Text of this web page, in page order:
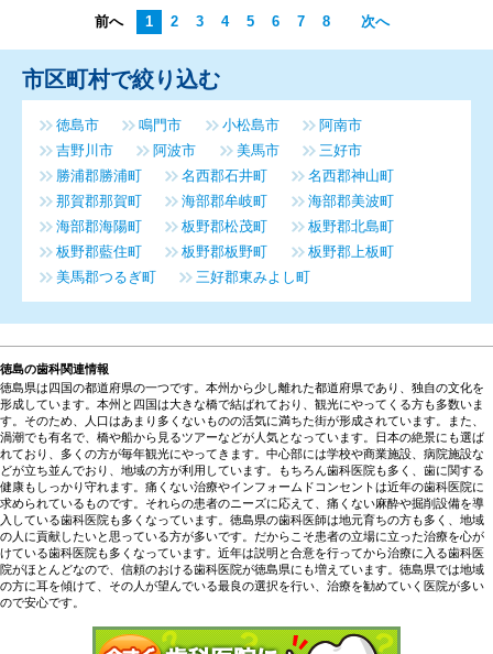
前へ 1 2 3 4 5 6 7 8 次へ
市区町村で絞り込む
徳島市 鳴門市 小松島市
阿南市
吉野川市
阿波市 美馬市
三好市
勝浦郡勝浦町
名西郡石井町
名西郡神山町
那賀郡那賀町
海部郡牟岐町
海部郡美波町
海部郡海陽町
板野郡松茂町
板野郡北島町
板野郡藍住町
板野郡板野町
板野郡上板町
美馬郡つるぎ町
三好郡東みよし町
徳島の歯科関連情報
徳島県は四国の都道府県の一つです。本州から少し離れた都道府県であり、独自の文化を
形成しています。本州と四国は大きな橋で結ばれており、観光にやってくる方も多数いま
す。そのため、人口はあまり多くないものの活気に満ちた街が形成されています。また、
渦潮でも有名で、橋や船から見るツアーなどが人気となっています。日本の絶景にも選ば
れており、多くの方が毎年観光にやってきます。中心部には学校や商業施設、病院施設な
どが立ち並んでおり、地域の方が利用しています。もちろん歯科医院も多く、歯に関する
健康もしっかり守れます。痛くない治療やインフォームドコンセントは近年の歯科医院に
求められているものです。それらの患者のニーズに応えて、痛くない麻酔や掘削設備を導
入している歯科医院も多くなっています。徳島県の歯科医師は地元育ちの方も多く、地域
の人に貢献したいと思っている方が多いです。だからこそ患者の立場に立った治療を心が
けている歯科医院も多くなっています。近年は説明と合意を行ってから治療に入る歯科医
院がほとんどなので、信頼のおける歯科医院が徳島県にも増えています。徳島県では地域
の方に耳を傾けて、その人が望んでいる最良の選択を行い、治療を勧めていく医院が多い
ので安心です。